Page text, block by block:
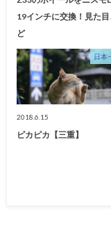
19インチに交換！見た
ど
日本
2018.6.15
ピカピカ【三重】